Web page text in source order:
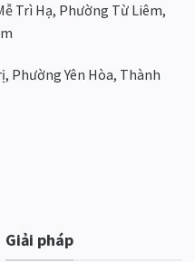
Trì Hạ, Phường Từ Liêm,
Phường Yên Hòa, Thành
Giải pháp